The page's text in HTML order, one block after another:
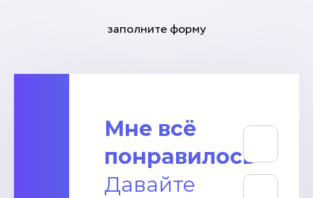
заполните форму
Мне всё
понравилось
Давайте